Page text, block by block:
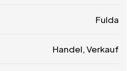
Fulda
Handel, Verkauf